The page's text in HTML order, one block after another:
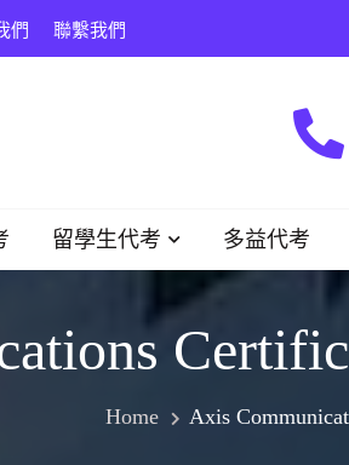
們 聯繫我們
留學生代考 多益代考
Home Axis